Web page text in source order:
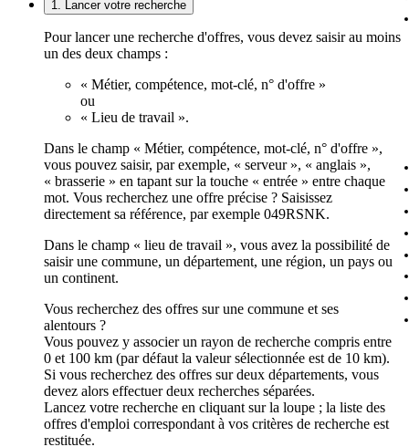
1. Lancer votre recherche
Pour lancer une recherche d'offres, vous devez saisir au moins
un des deux champs :
« Métier, compétence, mot-clé, n° d'offre »
ou
« Lieu de travail ».
Dans le champ « Métier, compétence, mot-clé, n° d'offre »,
vous pouvez saisir, par exemple, « serveur », « anglais »,
« brasserie » en tapant sur la touche « entrée » entre chaque
mot. Vous recherchez une offre précise ? Saisissez
directement sa référence, par exemple 049RSNK.
Dans le champ « lieu de travail », vous avez la possibilité de
saisir une commune, un département, une région, un pays ou
un continent.
Vous recherchez des offres sur une commune et ses
alentours ?
Vous pouvez y associer un rayon de recherche compris entre
0 et 100 km (par défaut la valeur sélectionnée est de 10 km).
Si vous recherchez des offres sur deux départements, vous
devez alors effectuer deux recherches séparées.
Lancez votre recherche en cliquant sur la loupe ; la liste des
offres d'emploi correspondant à vos critères de recherche est
restituée.